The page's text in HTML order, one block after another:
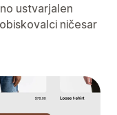
ustvarjalen
ničesar